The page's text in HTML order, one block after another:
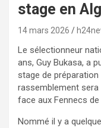
stage en
14 mars 2026
Le sélectionneur
ans, Guy Bukasa, a
stage de
rassemblement
face aux Fennecs
Nommé il y a